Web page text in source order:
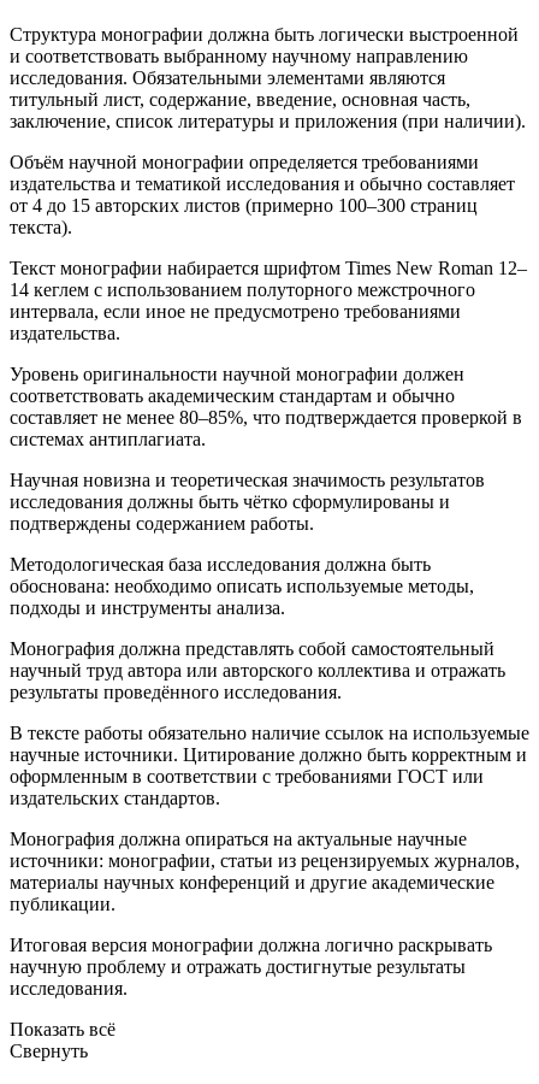
Структура монографии должна быть логически выстроенной
и соответствовать выбранному научному направлению
исследования. Обязательными элементами являются
титульный лист, содержание, введение, основная часть,
заключение, список литературы и приложения (при наличии).
Объём научной монографии определяется требованиями
издательства и тематикой исследования и обычно составляет
от 4 до 15 авторских листов (примерно 100–300 страниц
текста).
Текст монографии набирается шрифтом Times New Roman 12–
14 кеглем с использованием полуторного межстрочного
интервала, если иное не предусмотрено требованиями
издательства.
Уровень оригинальности научной монографии должен
соответствовать академическим стандартам и обычно
составляет не менее 80–85%, что подтверждается проверкой в
системах антиплагиата.
Научная новизна и теоретическая значимость результатов
исследования должны быть чётко сформулированы и
подтверждены содержанием работы.
Методологическая база исследования должна быть
обоснована: необходимо описать используемые методы,
подходы и инструменты анализа.
Монография должна представлять собой самостоятельный
научный труд автора или авторского коллектива и отражать
результаты проведённого исследования.
В тексте работы обязательно наличие ссылок на используемые
научные источники. Цитирование должно быть корректным и
оформленным в соответствии с требованиями ГОСТ или
издательских стандартов.
Монография должна опираться на актуальные научные
источники: монографии, статьи из рецензируемых журналов,
материалы научных конференций и другие академические
публикации.
Итоговая версия монографии должна логично раскрывать
научную проблему и отражать достигнутые результаты
исследования.
Показать всё
Свернуть